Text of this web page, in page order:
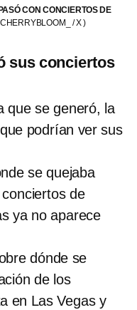
CON CONCIERTOS DE
/ X )
sus conciertos
que se generó, la
podrían ver sus
se quejaba
de
ya no aparece
dónde se
de los
en Las Vegas y